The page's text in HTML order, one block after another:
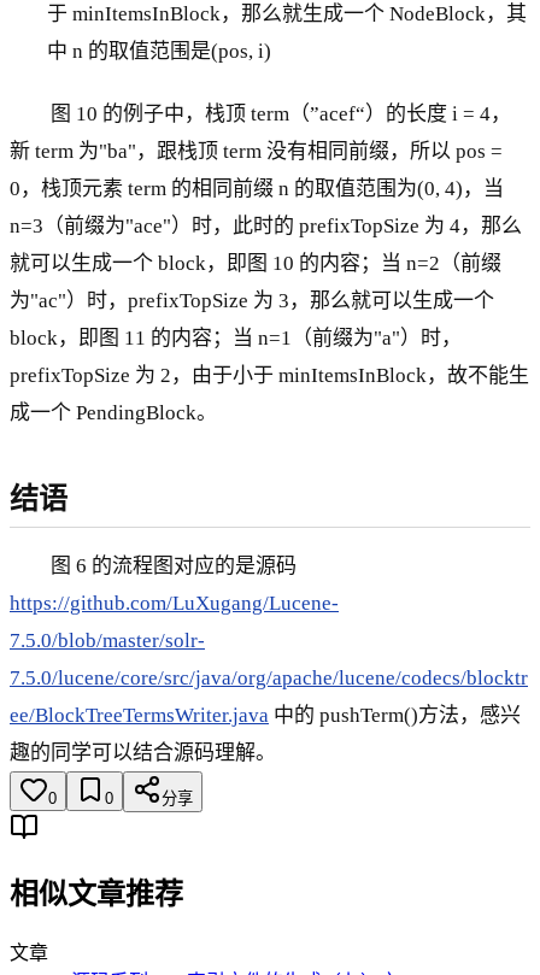
于 minItemsInBlock，那么就生成一个 NodeBlock，其
中 n 的取值范围是(pos, i)
图 10 的例子中，栈顶 term（”acef“）的长度 i = 4，
新 term 为"ba"，跟栈顶 term 没有相同前缀，所以 pos =
0，栈顶元素 term 的相同前缀 n 的取值范围为(0, 4)，当
n=3（前缀为"ace"）时，此时的 prefixTopSize 为 4，那么
就可以生成一个 block，即图 10 的内容；当 n=2（前缀
为"ac"）时，prefixTopSize 为 3，那么就可以生成一个
block，即图 11 的内容；当 n=1（前缀为"a"）时，
prefixTopSize 为 2，由于小于 minItemsInBlock，故不能生
成一个 PendingBlock。
结语
图 6 的流程图对应的是源码
https://github.com/LuXugang/Lucene-
7.5.0/blob/master/solr-
7.5.0/lucene/core/src/java/org/apache/lucene/codecs/blocktr
ee/BlockTreeTermsWriter.java 中的 pushTerm()方法，感兴
趣的同学可以结合源码理解。
0 0 分享
相似文章推荐
文章